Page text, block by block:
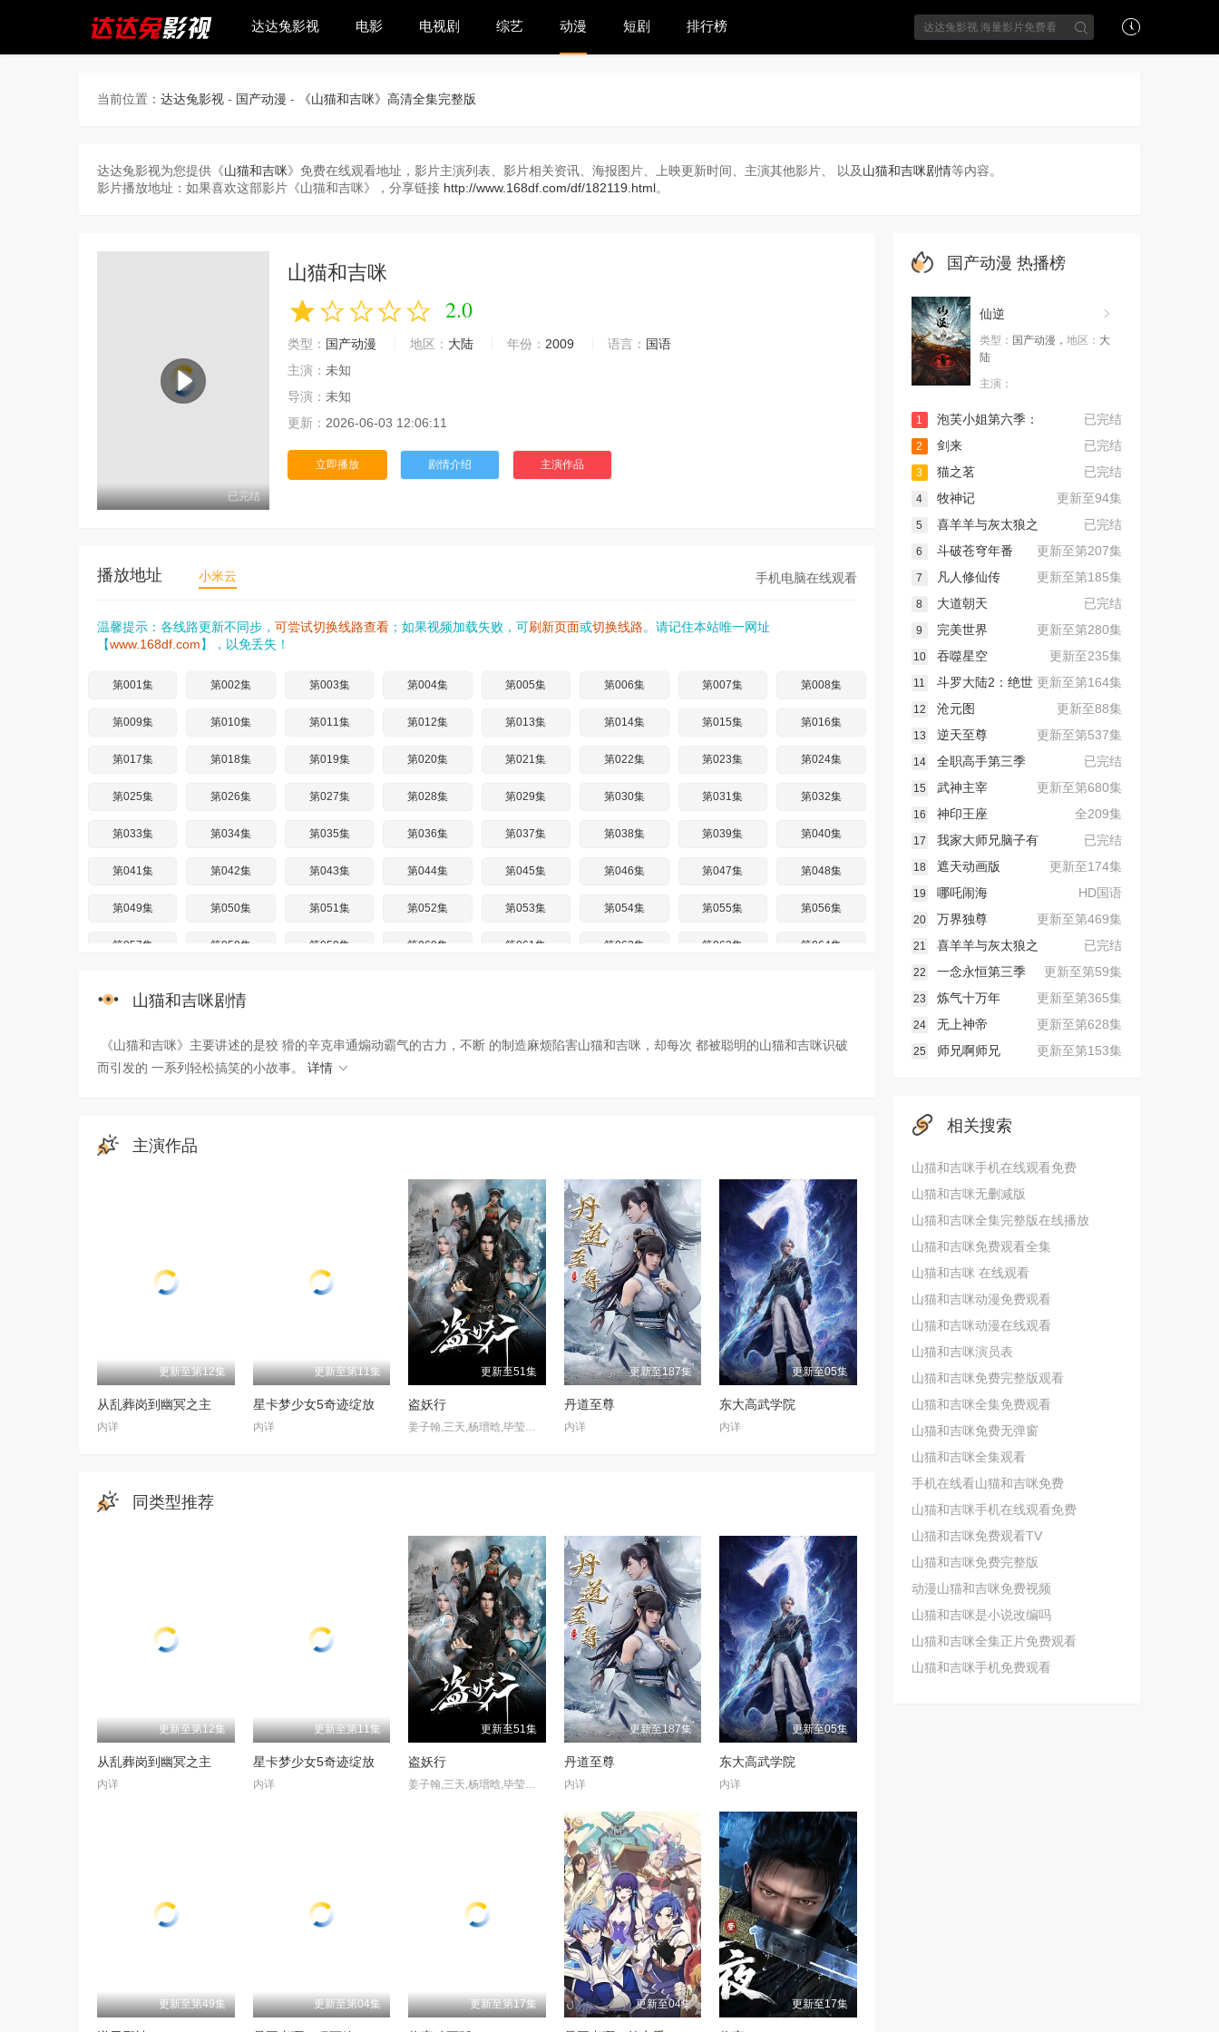
达达兔影视 电影 电视剧 综艺 动漫 短剧 排行榜
当前位置： 达达兔影视 - 国产动漫 - 《山猫和吉咪》高清全集完整版
达达兔影视为您提供《山猫和吉咪》免费在线观看地址，影片主演列表、影片相关资讯、海报图片、上映更新时间、主演其他影片、 以及山猫和吉咪剧情等内容。
影片播放地址：如果喜欢这部影片《山猫和吉咪》，分享链接 http://www.168df.com/df/182119.html。
已完结
山猫和吉咪
2.0
类型： 国产动漫 地区： 大陆 年份： 2009 语言： 国语
主演： 未知
导演： 未知
更新： 2026-06-03 12:06:11
立即播放 剧情介绍 主演作品
手机电脑在线观看
播放地址 小米云
温馨提示：各线路更新不同步， 可尝试切换线路查看 ；如果视频加载失败，可刷新页面或切换线路。请记住本站唯一网址
【www.168df.com】，以免丢失！
第001集 第002集 第003集 第004集 第005集 第006集 第007集 第008集
第009集 第010集 第011集 第012集 第013集 第014集 第015集 第016集
第017集 第018集 第019集 第020集 第021集 第022集 第023集 第024集
第025集 第026集 第027集 第028集 第029集 第030集 第031集 第032集
第033集 第034集 第035集 第036集 第037集 第038集 第039集 第040集
第041集 第042集 第043集 第044集 第045集 第046集 第047集 第048集
第049集 第050集 第051集 第052集 第053集 第054集 第055集 第056集
第057集 第058集 第059集 第060集 第061集 第062集 第063集 第064集
山猫和吉咪剧情
《山猫和吉咪》主要讲述的是狡 猾的辛克串通煽动霸气的古力，不断 的制造麻烦陷害山猫和吉咪，却每次 都被聪明的山猫和吉咪识破
而引发的 一系列轻松搞笑的小故事。
详情
主演作品
更新至第12集
从乱葬岗到幽冥之主
内详
更新至第11集
星卡梦少女5奇迹绽放
内详
更新至51集
盗妖行
姜子翰,三天,杨瑨晗,毕莹超,阿沁,冯泽锐,唐策,闫子蔚,阮伊菲,刘李桥,家明,康潇文
更新至187集
丹道至尊
内详
更新至05集
东大高武学院
内详
同类型推荐
更新至第12集
从乱葬岗到幽冥之主
内详
更新至第11集
星卡梦少女5奇迹绽放
内详
更新至51集
盗妖行
更新至187集
丹道至尊
内详
更新至05集
东大高武学院
内详
更新至第49集 更新至第04集 更新至第17集 更新至04集 更新至17集
国产动漫 热播榜
仙逆
类型： 国产动漫， 地区： 大
陆
主演：
已完结
1
泡芙小姐第六季：
已完结
2
剑来
已完结
3
猫之茗
更新至94集
4
牧神记
已完结
5
喜羊羊与灰太狼之
更新至第207集
6
斗破苍穹年番
更新至第185集
7
凡人修仙传
已完结
8
大道朝天
更新至第280集
9
完美世界
更新至235集
10
吞噬星空
更新至第164集
11
斗罗大陆2：绝世
更新至88集
12
沧元图
更新至第537集
13
逆天至尊
已完结
14
全职高手第三季
更新至第680集
15
武神主宰
全209集
16
神印王座
已完结
17
我家大师兄脑子有
更新至174集
18
遮天动画版
HD国语
19
哪吒闹海
更新至第469集
20
万界独尊
已完结
21
喜羊羊与灰太狼之
更新至第59集
22
一念永恒第三季
更新至第365集
23
炼气十万年
更新至第628集
24
无上神帝
更新至第153集
25 师兄啊师兄
相关搜索
山猫和吉咪手机在线观看免费
山猫和吉咪无删减版
山猫和吉咪全集完整版在线播放
山猫和吉咪免费观看全集
山猫和吉咪 在线观看
山猫和吉咪动漫免费观看
山猫和吉咪动漫在线观看
山猫和吉咪演员表
山猫和吉咪免费完整版观看
山猫和吉咪全集免费观看
山猫和吉咪免费无弹窗
山猫和吉咪全集观看
手机在线看山猫和吉咪免费
山猫和吉咪手机在线观看免费
山猫和吉咪免费观看TV
山猫和吉咪免费完整版
动漫山猫和吉咪免费视频
山猫和吉咪是小说改编吗
山猫和吉咪全集正片免费观看
山猫和吉咪手机免费观看